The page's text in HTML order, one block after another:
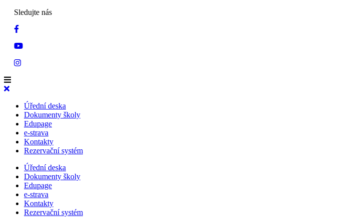
Sledujte nás
Úřední deska
Dokumenty školy
Edupage
e-strava
Kontakty
Rezervační systém
Úřední deska
Dokumenty školy
Edupage
e-strava
Kontakty
Rezervační systém